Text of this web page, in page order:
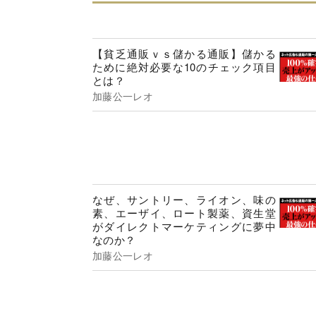
【貧乏通販ｖｓ儲かる通販】儲かる
ために絶対必要な10のチェック項目
とは？
加藤公一レオ
なぜ、サントリー、ライオン、味の
素、エーザイ、ロート製薬、資生堂
がダイレクトマーケティングに夢中
なのか？
加藤公一レオ